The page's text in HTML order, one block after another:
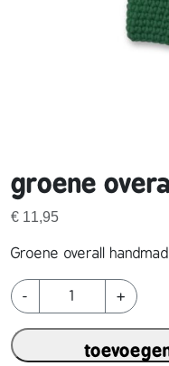
groene
€ 11,95
Groene overall
-
g
r
o
e
+